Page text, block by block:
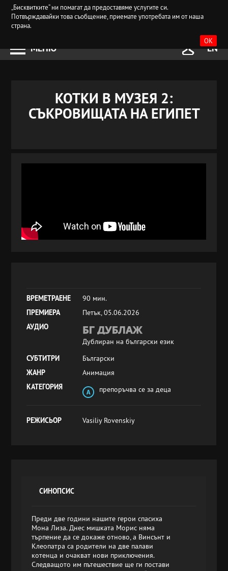
„Бисквитките“ ни помагат да предоставяме услугите си.
Потвърждавайки това съобщение, приемате употребата им от наша
страна.
OK
МЕНЮ EN
КОТКИ В МУЗЕЯ 2:
СЪКРОВИЩАТА НА ЕГИПЕТ
ВРЕМЕТРАЕНЕ
90 мин.
ПРЕМИЕРА
Петък, 05.06.2026
АУДИО
Дублиран на български език
СУБТИТРИ
Български
ЖАНР
Анимация
КАТЕГОРИЯ
препоръчва се за деца
РЕЖИСЬОР Vasiliy Rovenskiy
СИНОПСИС
Преди две години нашите герои спасиха
Мона Лиза. Днес мишката Морис няма
търпение да се докаже отново, а Винсънт и
Клеопатра са родители на две палави
котенца и очакват нови приключения.
Следващото им пътешествие ще ги постави